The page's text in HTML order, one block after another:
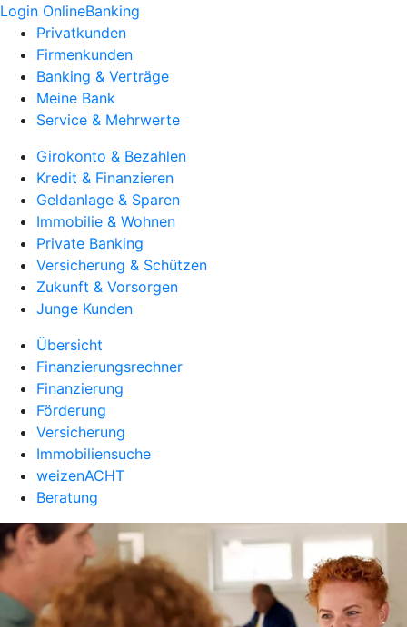
Login OnlineBanking
Privatkunden
Firmenkunden
Banking & Verträge
Meine Bank
Service & Mehrwerte
Girokonto & Bezahlen
Kredit & Finanzieren
Geldanlage & Sparen
Immobilie & Wohnen
Private Banking
Versicherung & Schützen
Zukunft & Vorsorgen
Junge Kunden
Übersicht
Finanzierungsrechner
Finanzierung
Förderung
Versicherung
Immobiliensuche
weizenACHT
Beratung